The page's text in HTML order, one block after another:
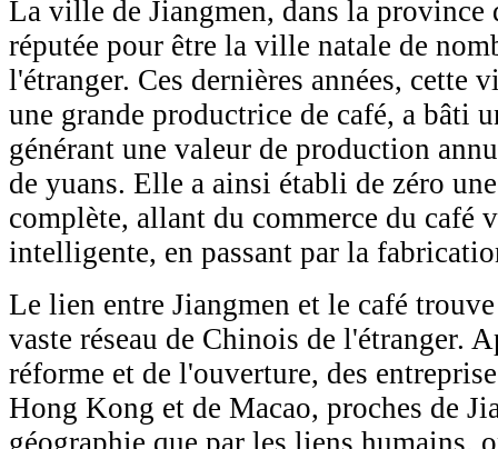
La ville de Jiangmen, dans la province
réputée pour être la ville natale de
l'étranger. Ces dernières années, cette
une grande productrice de café, a bâti
générant une valeur de production
de yuans. Elle a ainsi établi de zéro
complète, allant du commerce du café
intelligente, en passant par la
Le lien entre Jiangmen et le café
vaste réseau de Chinois de l'étranger.
réforme et de l'ouverture, des
Hong Kong et de Macao, proches de
géographie que par les liens humains,